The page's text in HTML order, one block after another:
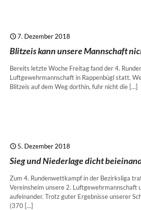
7. Dezember 2018
Blitzeis kann unsere Mannschaft
Bereits letzte Woche Freitag fand der 4.
Luftgewehrmannschaft in Rappenbügl statt.
Blitzeis auf dem Weg dorthin, fuhr nicht die […]
5. Dezember 2018
Sieg und Niederlage dicht
Zum 4. Rundenwettkampf in der Bezirksliga
Vereinsheim unsere 2. Luftgewehrmannschaft
aufeinander. Trotz guter Ergebnisse unserer
(370 […]